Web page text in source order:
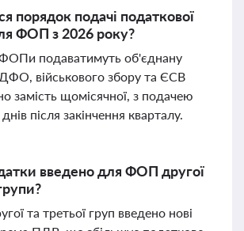
порядок подачі податкової
ФОП з 2026 року?
подаватимуть об'єднану
військового збору та ЄСВ
замість щомісячної, з подачею
після закінчення кварталу.
введено для ФОП другої
та третьої груп введено нові